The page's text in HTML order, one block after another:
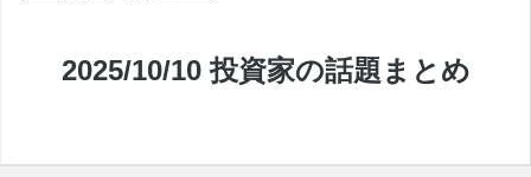
2025/10/10 投資家の話題まとめ